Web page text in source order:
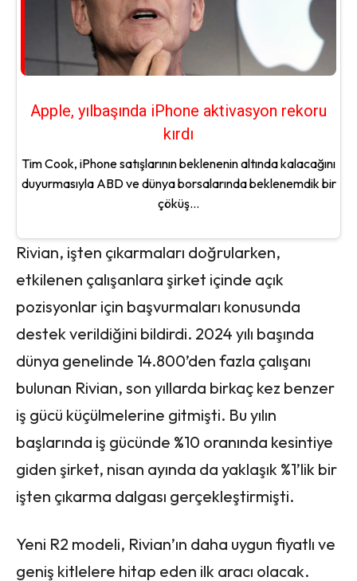
Apple, yılbaşında iPhone aktivasyon rekoru
kırdı
Tim Cook, iPhone satışlarının beklenenin altında kalacağını
duyurmasıyla ABD ve dünya borsalarında beklenemdik bir
çöküş...
Rivian, işten çıkarmaları doğrularken,
etkilenen çalışanlara şirket içinde açık
pozisyonlar için başvurmaları konusunda
destek verildiğini bildirdi. 2024 yılı başında
dünya genelinde 14.800’den fazla çalışanı
bulunan Rivian, son yıllarda birkaç kez benzer
iş gücü küçülmelerine gitmişti. Bu yılın
başlarında iş gücünde %10 oranında kesintiye
giden şirket, nisan ayında da yaklaşık %1’lik bir
işten çıkarma dalgası gerçekleştirmişti.
Yeni R2 modeli, Rivian’ın daha uygun fiyatlı ve
geniş kitlelere hitap eden ilk aracı olacak.